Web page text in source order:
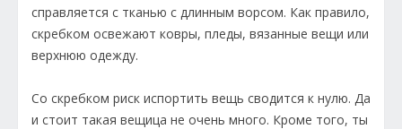
справляется с тканью с длинным ворсом. Как правило,
скребком освежают ковры, пледы, вязанные вещи или
верхнюю одежду.
Со скребком риск испортить вещь сводится к нулю. Да
и стоит такая вещица не очень много. Кроме того, ты